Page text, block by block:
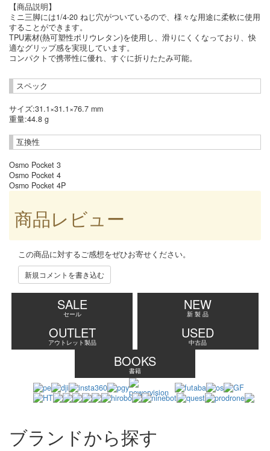
【商品説明】
ミニ三脚には1/4-20 ねじ穴がついているので、様々な用途に柔軟に使用
することができます。
TPU素材(熱可塑性ポリウレタン)を使用し、滑りにくくなっており、快
適なグリップ感を実現しています。
コンパクトで携帯性に優れ、すぐに折りたたみ可能。
スペック
サイズ:31.1×31.1×76.7 mm
重量:44.8 g
互換性
Osmo Pocket 3
Osmo Pocket 4
Osmo Pocket 4P
商品レビュー
この商品に対するご感想をぜひお寄せください。
新規コメントを書き込む
SALE
セール
NEW
新 製 品
OUTLET
アウトレット製品
USED
中古品
BOOKS
書籍
ブランドから探す